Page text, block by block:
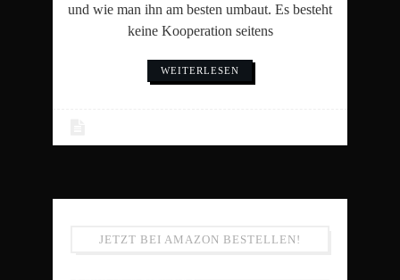
und wie man ihn am besten umbaut. Es besteht
keine Kooperation seitens
WEITERLESEN
JETZT BEI AMAZON BESTELLEN!